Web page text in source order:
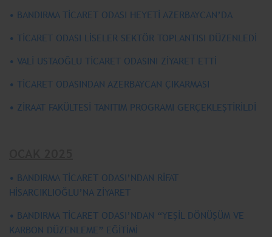
• BANDIRMA TİCARET ODASI HEYETİ AZERBAYCAN’DA
• TİCARET ODASI LİSELER SEKTÖR TOPLANTISI DÜZENLEDİ
• VALİ USTAOĞLU TİCARET ODASINI ZİYARET ETTİ
• TİCARET ODASINDAN AZERBAYCAN ÇIKARMASI
• ZİRAAT FAKÜLTESİ TANITIM PROGRAMI GERÇEKLEŞTİRİLDİ
• BANDIRMA TİCARET ODASI’NDAN RİFAT
HİSARCIKLIOĞLU’NA ZİYARET
• BANDIRMA TİCARET ODASI’NDAN “YEŞİL DÖNÜŞÜM VE
KARBON DÜZENLEME” EĞİTİMİ